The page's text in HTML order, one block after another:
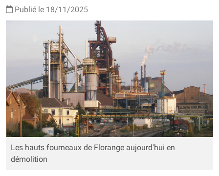
Publié le 18/11/2025
Les hauts fourneaux de Florange aujourd'hui en
démolition